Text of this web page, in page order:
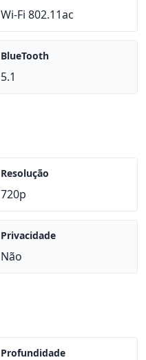
Wi-Fi 802.11ac
BlueTooth
5.1
Resolução
720p
Privacidade
Não
Profundidade